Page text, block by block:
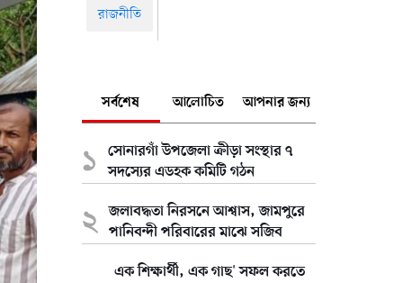
রাজনীতি
সর্বশেষ আলোচিত আপনার জন্য
সোনারগাঁ উপজেলা ক্রীড়া সংস্থার ৭
সদস্যের এডহক কমিটি গঠন
জলাবদ্ধতা নিরসনে আশ্বাস, জামপুরে
পানিবন্দী পরিবারের মাঝে সজিব
এক শিক্ষার্থী, এক গাছ' সফল করতে